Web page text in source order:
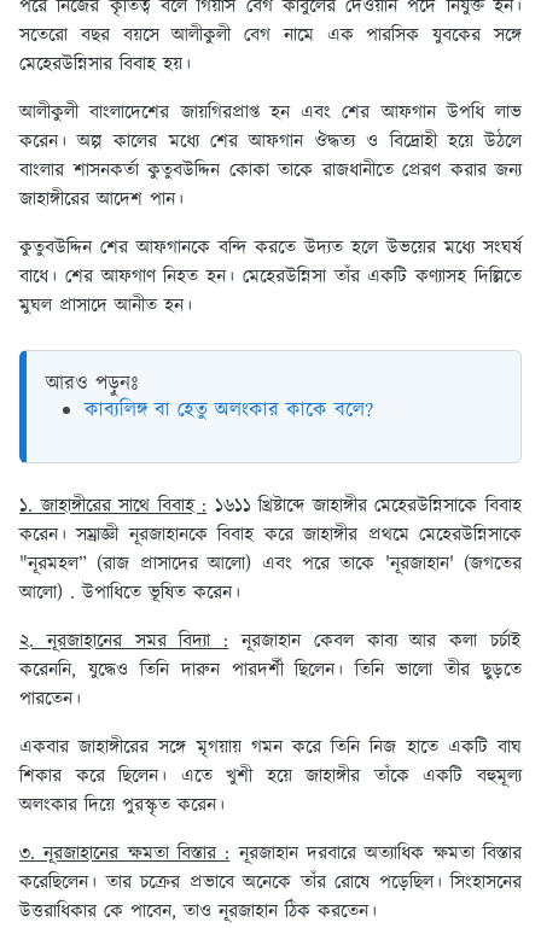
পরে নিজের কৃতিত্ব বলে গিয়াস বেগ কাবুলের দেওয়ান পদে নিযুক্ত হন।
সতেরো বছর বয়সে আলীকুলী বেগ নামে এক পারসিক যুবকের সঙ্গে
মেহেরউন্নিসার বিবাহ হয়।
আলীকুলী বাংলাদেশের জায়গিরপ্রাপ্ত হন এবং শের আফগান উপধি লাভ
করেন। অল্প কালের মধ্যে শের আফগান ঔদ্ধত্য ও বিদ্রোহী হয়ে উঠলে
বাংলার শাসনকর্তা কুতুবউদ্দিন কোকা তাকে রাজধানীতে প্রেরণ করার জন্য
জাহাঙ্গীরের আদেশ পান।
কুতুবউদ্দিন শের আফগানকে বন্দি করতে উদ্যত হলে উভয়ের মধ্যে সংঘর্ষ
বাধে। শের আফগাণ নিহত হন। মেহেরউন্নিসা তাঁর একটি কণ্যাসহ দিল্লিতে
মুঘল প্রাসাদে আনীত হন।
আরও পড়ুনঃ
কাব্যলিঙ্গ বা হেতু অলংকার কাকে বলে?
১. জাহাঙ্গীরের সাথে বিবাহ :১৬১১ খ্রিষ্টাব্দে জাহাঙ্গীর মেহেরউন্নিসাকে বিবাহ
করেন। সম্রাজ্ঞী নূরজাহানকে বিবাহ করে জাহাঙ্গীর প্রথমে মেহেরউন্নিসাকে
"নূরমহল” (রাজ প্রাসাদের আলো) এবং পরে তাকে 'নূরজাহান' (জগতের
আলো) . উপাধিতে ভূষিত করেন।
২. নূরজাহানের সমর বিদ্যা :নূরজাহান কেবল কাব্য আর কলা চর্চাই
করেননি, যুদ্ধেও তিনি দারুন পারদর্শী ছিলেন। তিনি ভালো তীর ছুড়তে
পারতেন।
একবার জাহাঙ্গীরের সঙ্গে মৃগয়ায় গমন করে তিনি নিজ হাতে একটি বাঘ
শিকার করে ছিলেন। এতে খুশী হয়ে জাহাঙ্গীর তাঁকে একটি বহুমূল্য
অলংকার দিয়ে পুরস্কৃত করেন।
৩. নূরজাহানের ক্ষমতা বিস্তার :নূরজাহান দরবারে অত্যাধিক ক্ষমতা বিস্তার
করেছিলেন। তার চক্রের প্রভাবে অনেকে তাঁর রোষে পড়েছিল। সিংহাসনের
উত্তরাধিকার কে পাবেন, তাও নূরজাহান ঠিক করতেন।